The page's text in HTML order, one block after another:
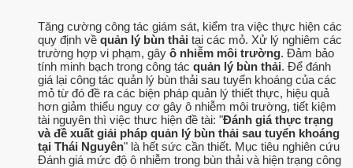
Tăng cường công tác giám sát, kiểm tra việc thực hiện các
quy định về quản lý bùn thải tại các mỏ. Xử lý nghiêm các
trường hợp vi phạm, gây ô nhiễm môi trường. Đảm bảo
tính minh bạch trong công tác quản lý bùn thải. Để đánh
giá lại công tác quản lý bùn thải sau tuyển khoáng của các
mỏ từ đó đề ra các biện pháp quản lý thiết thực, hiệu quả
hơn giảm thiểu nguy cơ gây ô nhiễm môi trường, tiết kiệm
tài nguyên thì việc thưc hiện đề tài: "Đánh giá thực trạng
và đề xuất giải pháp quản lý bùn thải sau tuyển khoáng
tại Thái Nguyên" là hết sức cần thiết. Mục tiêu nghiên cứu
Đánh giá mức độ ô nhiễm trong bùn thải và hiện trạng công